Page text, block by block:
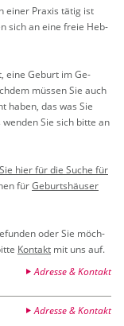
einer Pra­xis tätig ist
sich an eine freie Heb­
eine Ge­burt im Ge­
müs­sen Sie auch
haben, das was Sie
Sie sich bitte an
hier für die Suche für
fürGe­burts­häu­ser
oder Sie möch­
Kon­takt mit uns auf.
Adresse & Kontakt
Adresse & Kontakt